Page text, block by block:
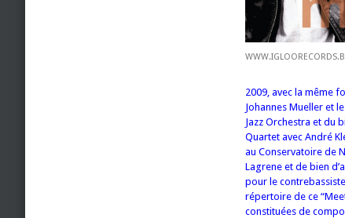
2009, avec la même
Johannes Mueller et
Jazz Orchestra et du
Quartet avec André
au Conservatoire de
Lagrene et de bien
pour le
répertoire de ce
constituées de